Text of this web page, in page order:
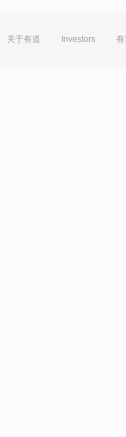
关于有道 Investors